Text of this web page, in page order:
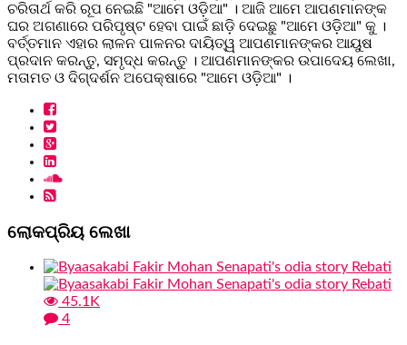
ଚରିତାର୍ଥ କରି ରୂପ ନେଇଛି "ଆମେ ଓଡ଼ିଆ" । ଆଜି ଆମେ ଆପଣମାନଙ୍କ
ଘର ଅଗଣାରେ ପରିପୃଷ୍ଟ ହେବା ପାଇଁ ଛାଡ଼ି ଦେଇଛୁ "ଆମେ ଓଡ଼ିଆ" କୁ ।
ବର୍ତ୍ତମାନ ଏହାର ଲାଳନ ପାଳନର ଦାୟିତ୍ୱ ଆପଣମାନଙ୍କର ଆୟୁଷ
ପ୍ରଦାନ କରନ୍ତୁ, ସମୃଦ୍ଧ କରନ୍ତୁ । ଆପଣମାନଙ୍କର ଉପାଦେୟ ଲେଖା,
ମତାମତ ଓ ଦିଗ୍ଦର୍ଶନ ଅପେକ୍ଷାରେ "ଆମେ ଓଡ଼ିଆ" ।
ଲୋକପ୍ରିୟ ଲେଖା
45.1K
4